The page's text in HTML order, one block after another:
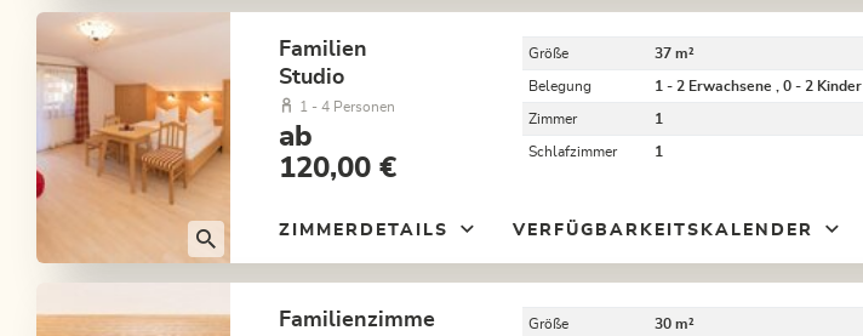
Familien
Studio
1 - 4 Personen
ab
120,00 €
Größe 37 m²
Belegung 1 - 2 Erwachsene , 0 - 2 Kinder
Zimmer 1
Schlafzimmer 1
ZIMMERDETAILS VERFÜGBARKEITSKALENDER
Familienzimme
Größe 30 m²